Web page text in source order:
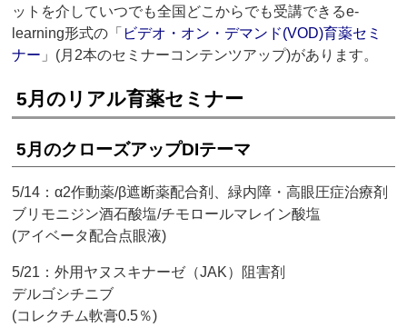
ットを介していつでも全国どこからでも受講できるe-
learning形式の「 ビデオ・オン・デマンド(VOD)育薬セミ
ナー 」(月2本のセミナーコンテンツアップ)があります。
5月のリアル育薬セミナー
5月のクローズアップDIテーマ
5/14：α2作動薬/β遮断薬配合剤、緑内障・高眼圧症治療剤
ブリモニジン酒石酸塩/チモロールマレイン酸塩
(アイベータ配合点眼液)
5/21：外用ヤヌスキナーゼ（JAK）阻害剤
デルゴシチニブ
(コレクチム軟膏0.5％)